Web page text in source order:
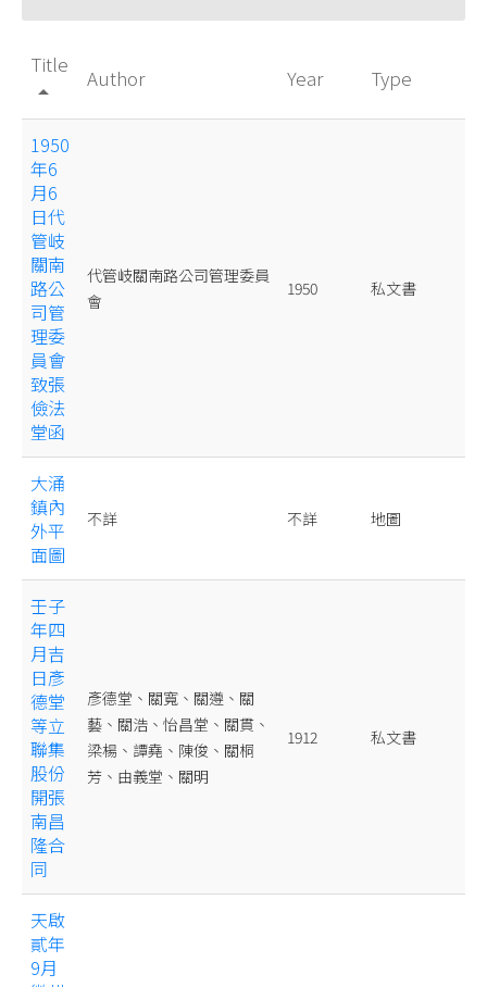
Title
arrow_drop_up
Author Year Type
1950
年6
月6
日代
管岐
關南
路公
司管
理委
員會
致張
儉法
堂函
代管岐關南路公司管理委員
會
1950 私文書
大涌
鎮內
外平
面圖
不詳 不詳 地圖
壬子
年四
月吉
日彥
德堂
等立
聯集
股份
開張
南昌
隆合
同
彥德堂、關寬、關遵、關
藝、關浩、怡昌堂、關貫、
梁楊、譚堯、陳俊、關桐
芳、由義堂、關明
1912 私文書
天啟
貳年
9月